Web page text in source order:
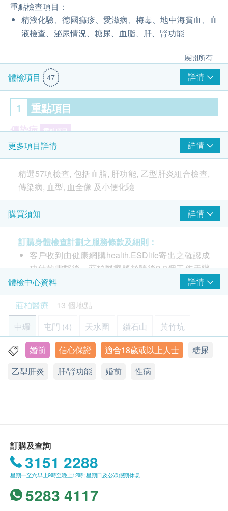
重點檢查項目：
精液化驗、德國痲疹、愛滋病、梅毒、地中海貧血、血
液檢查、泌尿情況、糖尿、血脂、肝、腎功能
展開所有
體檢項目 47 詳情
1 重點項目
傳染病 重點項目
愛滋病毒抗體
德國痲疹測試 重點項目
德國痲疹抗體化驗（只限女性）
貧血檢查
精液化驗 (只限男士) 重點項目
精液化驗 - 需前往旺角化驗所
2 基本項目
血脂
總膽固醇
低密度膽固醇
空腹血糖
肝功能
總膽紅素
更多項目詳情 詳情
精選57項檢查, 包括血脂, 肝功能, 乙型肝炎組合檢查,
傳染病, 血型, 血全像 及小便化驗
精選57項檢查, 包括血脂, 肝功能, 乙型肝炎組合檢查,
傳染病, 血型, 血全像 及小便化驗
購買須知 詳情
訂購身體檢查計劃之服務條款及細則：
客戶收到由健康網購health.ESDlife寄出之確認成
功付款電郵後，莊柏醫療將於隨後2-3個工作天辦
公時間內，致電客戶及預約身體檢查的時間及地
點。
本身體檢查計劃有效期為1年，客戶必須於1年內
(由確認付款日期起計) 接受有關檢查，客戶需提前
1個月預約相關檢查，逾期作廢。
疫苗注射 （不包括新冠疫苗相關計劃）：
此項交易必須經醫生評估是否適合進行疫苗注射。
報告：
進行健康檢查後，一般情況下，需大概7-10個工作
天跟進檢查報告， 工作天不包括星期六、日及公
眾假期。 輪侯報告講解時間會因應不同情況 (如個
別化驗項目所需時間或客人指明特定時段) 而有所
體檢中心資料
詳情
莊柏醫療
13 個地點
中環
屯門 (4) 天水圍 鑽石山 黃竹坑
元朗 旺角 佐敦 荃灣 上水
中環干諾道中30-32號莊士大廈1樓101室
婚前 信心保證 適合18歲或以上人士
糖尿
乙型肝炎
肝/腎功能 婚前 性病
訂購及查詢
3151 2288
星期一至六早上9時至晚上12時; 星期日及公眾假期休息
5283 4117